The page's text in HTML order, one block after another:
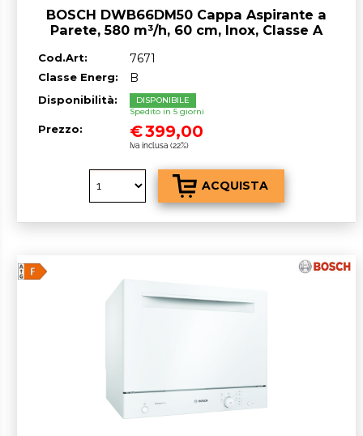
BOSCH DWB66DM50 Cappa Aspirante a
Parete, 580 m³/h, 60 cm, Inox, Classe A
Cod.Art: 7671
Classe Energ: B
Disponibilità:
DISPONIBILE
Spedito in 5 giorni
Prezzo: €399,00
Iva inclusa (22%)